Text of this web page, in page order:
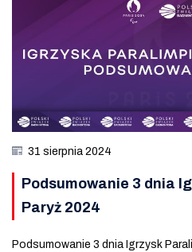
31 sierpnia 2024
Podsumowanie 3 dnia
Paryż 2024
Podsumowanie 3 dnia Igrzysk